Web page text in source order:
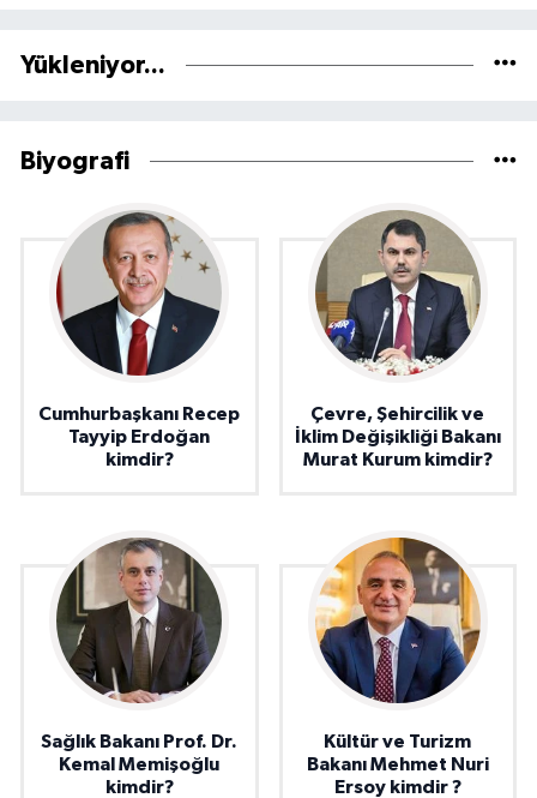
Yükleniyor...
Biyografi
Cumhurbaşkanı Recep
Tayyip Erdoğan
kimdir?
Çevre, Şehircilik ve
İklim Değişikliği Bakanı
Murat Kurum kimdir?
Sağlık Bakanı Prof. Dr.
Kemal Memişoğlu
kimdir?
Kültür ve Turizm
Bakanı Mehmet Nuri
Ersoy kimdir ?